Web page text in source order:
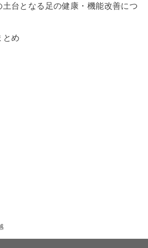
土台となる足の健康・機能改善につ
とめ